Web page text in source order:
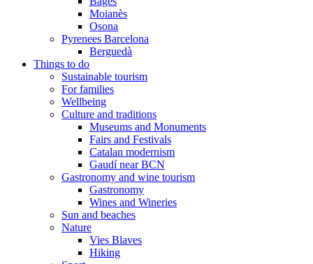
Moianès
Osona
Pyrenees Barcelona
Berguedà
Things to do
Sustainable tourism
For families
Wellbeing
Culture and traditions
Museums and Monuments
Fairs and Festivals
Catalan modernism
Gaudí near BCN
Gastronomy and wine tourism
Gastronomy
Wines and Wineries
Sun and beaches
Nature
Vies Blaves
Hiking